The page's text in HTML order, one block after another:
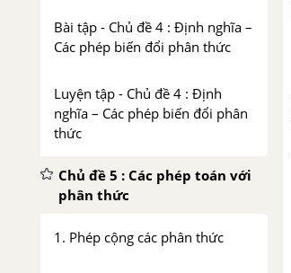
Bài tập - Chủ đề 4 : Định nghĩa –
Các phép biến đổi phân thức
Luyện tập - Chủ đề 4 : Định
nghĩa – Các phép biến đổi phân
thức
Chủ đề 5 : Các phép toán với
phân thức
1. Phép cộng các phân thức